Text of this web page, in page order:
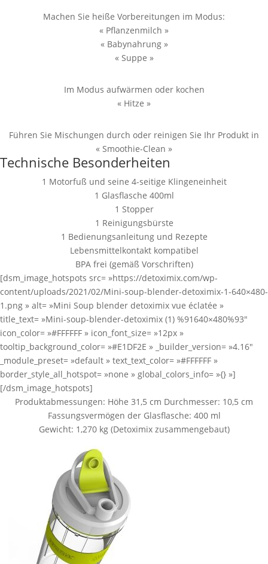
Machen Sie heiße Vorbereitungen im Modus:
« Pflanzenmilch »
« Babynahrung »
« Suppe »
Im Modus aufwärmen oder kochen
« Hitze »
Führen Sie Mischungen durch oder reinigen Sie Ihr Produkt in
« Smoothie-Clean »
Technische Besonderheiten
1 Motorfuß und seine 4-seitige Klingeneinheit
1 Glasflasche 400ml
1 Stopper
1 Reinigungsbürste
1 Bedienungsanleitung und Rezepte
Lebensmittelkontakt kompatibel
BPA frei (gemäß Vorschriften)
[dsm_image_hotspots src= »https://detoximix.com/wp-
content/uploads/2021/02/Mini-soup-blender-detoximix-1-640×480-
1.png » alt= »Mini Soup blender detoximix vue éclatée »
title_text= »Mini-soup-blender-detoximix (1) %91640×480%93″
icon_color= »#FFFFFF » icon_font_size= »12px »
tooltip_background_color= »#E1DF2E » _builder_version= »4.16″
_module_preset= »default » text_text_color= »#FFFFFF »
border_style_all_hotspot= »none » global_colors_info= »{} »]
[/dsm_image_hotspots]
Produktabmessungen: Höhe 31,5 cm Durchmesser: 10,5 cm
Fassungsvermögen der Glasflasche: 400 ml
Gewicht: 1,270 kg (Detoximix zusammengebaut)